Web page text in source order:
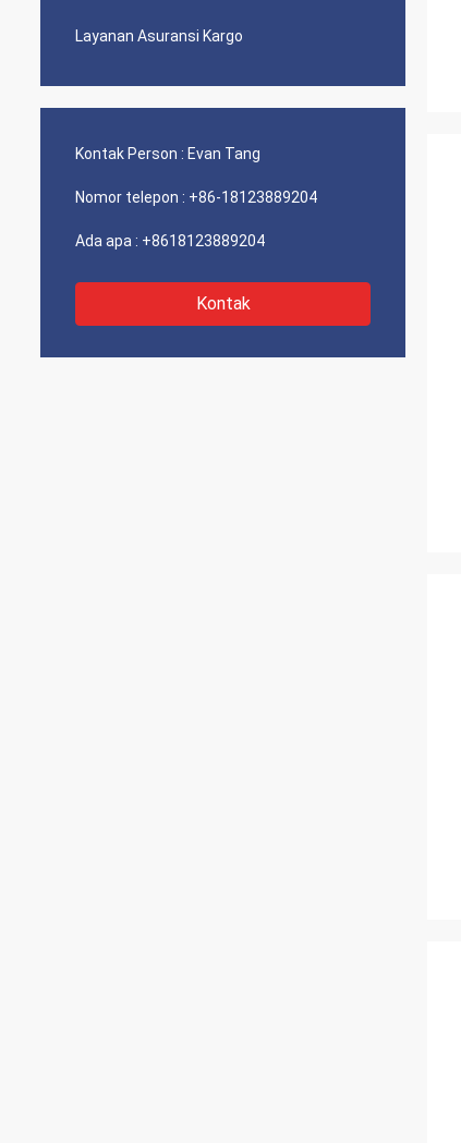
Layanan Asuransi Kargo
Kontak Person : Evan Tang
Nomor telepon : +86-18123889204
Ada apa : +8618123889204
Kontak